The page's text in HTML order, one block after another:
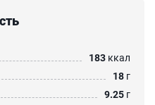
183 ккал
18 г
9.25 г